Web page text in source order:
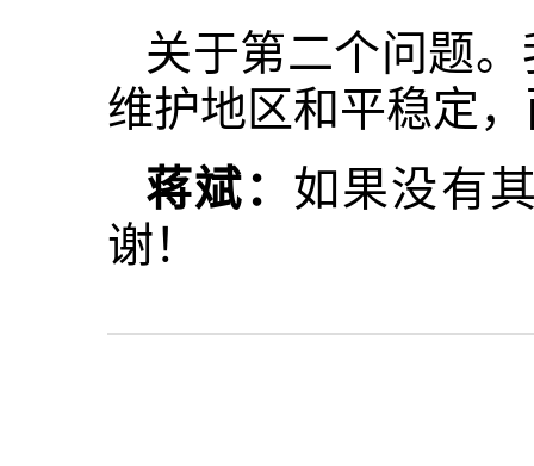
关于第二个问题
维护地区和平稳定
蒋斌： 如果没有
谢！